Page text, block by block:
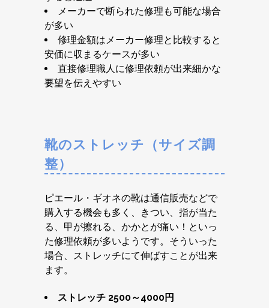
メーカーで断られた修理も可能な場合
が多い
修理金額はメーカー修理と比較すると
安価に収まるケースが多い
直接修理職人に修理依頼が出来細かな
要望を伝えやすい
靴のストレッチ（サイズ調
整）
ピエール・ギオネの靴は通信販売などで
購入する機会も多く、きつい、指が当た
る、甲が擦れる、かかとが痛い！といっ
た修理依頼が多いようです。そういった
場合、ストレッチにて伸ばすことが出来
ます。
ストレッチ 2500～4000円